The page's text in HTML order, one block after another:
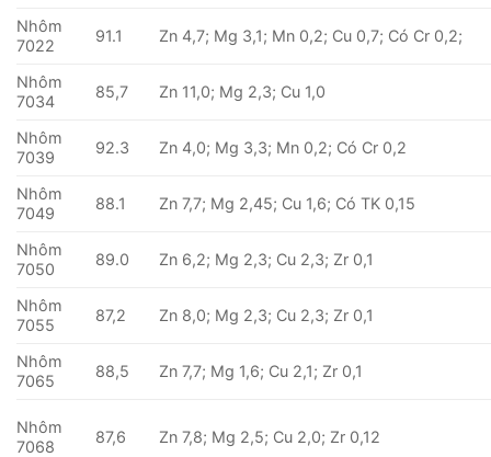
Nhôm
7022
91.1 Zn 4,7; Mg 3,1; Mn 0,2; Cu 0,7; Có Cr 0,2;
Nhôm
7034
85,7 Zn 11,0; Mg 2,3; Cu 1,0
Nhôm
7039
92.3 Zn 4,0; Mg 3,3; Mn 0,2; Có Cr 0,2
Nhôm
7049
88.1 Zn 7,7; Mg 2,45; Cu 1,6; Có TK 0,15
Nhôm
7050
89.0 Zn 6,2; Mg 2,3; Cu 2,3; Zr 0,1
Nhôm
7055
87,2 Zn 8,0; Mg 2,3; Cu 2,3; Zr 0,1
Nhôm
7065
88,5 Zn 7,7; Mg 1,6; Cu 2,1; Zr 0,1
Nhôm
7068
87,6 Zn 7,8; Mg 2,5; Cu 2,0; Zr 0,12